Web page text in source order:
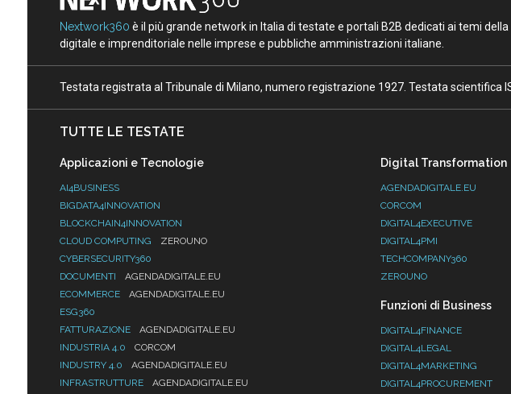
Nextwork360 è il più grande network in Italia di testate e portali B2B dedicati ai temi
digitale e imprenditoriale nelle imprese e pubbliche amministrazioni italiane.
Testata registrata al Tribunale di Milano, numero registrazione 1927. Testata scientifica
TUTTE LE TESTATE
Applicazioni e Tecnologie
AI4BUSINESS
BIGDATA4INNOVATION
BLOCKCHAIN4INNOVATION
CLOUD COMPUTING
ZEROUNO
CYBERSECURITY360
DOCUMENTI
AGENDADIGITALE.EU
ECOMMERCE
AGENDADIGITALE.EU
ESG360
FATTURAZIONE
AGENDADIGITALE.EU
INDUSTRIA 4.0
CORCOM
INDUSTRY 4.0
AGENDADIGITALE.EU
INFRASTRUTTURE
AGENDADIGITALE.EU
Digital Transformation
AGENDADIGITALE.EU
CORCOM
DIGITAL4EXECUTIVE
DIGITAL4PMI
TECHCOMPANY360
ZEROUNO
Funzioni di Business
DIGITAL4FINANCE
DIGITAL4LEGAL
DIGITAL4MARKETING
DIGITAL4PROCUREMENT